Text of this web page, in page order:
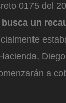
0175 del
un
a